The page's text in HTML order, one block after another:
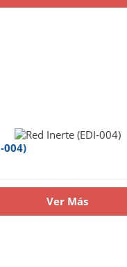
004)
Ver Más